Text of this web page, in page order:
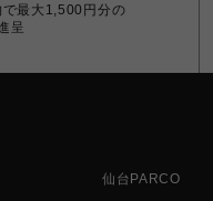
最大1,500円分の
呈
仙台PARCO